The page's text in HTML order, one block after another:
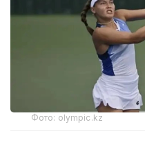
Фото: olympic.kz